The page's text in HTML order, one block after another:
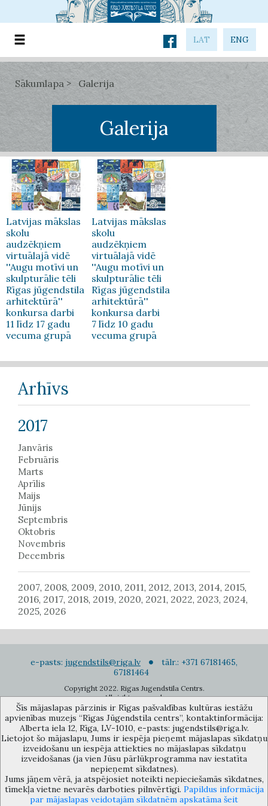
LAT ENG
Sākumlapa Galerija
Galerija
Latvijas mākslas
skolu
audzēkņiem
virtuālajā vidē
''Augu motīvi un
skulpturālie tēli
Rīgas jūgendstila
arhitektūrā''
konkursa darbi
11 līdz 17 gadu
vecuma grupā
Latvijas mākslas
skolu
audzēkņiem
virtuālajā vidē
''Augu motīvi un
skulpturālie tēli
Rīgas jūgendstila
arhitektūrā''
konkursa darbi
7 līdz 10 gadu
vecuma grupā
Arhīvs
2017
Janvāris
Februāris
Marts
Aprīlis
Maijs
Jūnijs
Septembris
Oktobris
Novembris
Decembris
2007, 2008, 2009, 2010, 2011, 2012, 2013, 2014, 2015,
2016, 2017, 2018, 2019, 2020, 2021, 2022, 2023, 2024,
2025, 2026
e-pasts: jugendstils@riga.lv
tālr.: +371 67181465,
67181464
Copyright 2022. Rigas Jugendstila Centrs.
All right reserved.
Pierakstīties jaunumiem
Rīgas pašvaldības kultūras iestāžu apvienības muzejs “Rīgas Jūgendstila
centrs”, Alberta iela 12, Rīga, LV 1010, Latvija (durvju kods: 12),
jugendstils@riga.lv
Šīs mājaslapas pārzinis ir Rīgas pašvaldības kultūras iestāžu
apvienības muzejs “Rīgas Jūgendstila centrs”, kontaktinformācija:
Alberta iela 12, Rīga, LV-1010, e-pasts: jugendstils@riga.lv.
Lietojot šo mājaslapu, Jums ir iespēja pieņemt mājaslapas sīkdatņu
izveidošanu un iespēja attiekties no mājaslapas sīkdatņu
izveidošanas (ja vien Jūsu pārlūkprogramma nav iestatīta
nepieņemt sīkdatnes).
Jums jāņem vērā, ja atspējosiet noteikti nepieciešamās sīkdatnes,
tīmekļa vietne nevarēs darboties pilnvērtīgi. Papildus informācija
par mājaslapas veidotajām sīkdatnēm apskatāma šeit